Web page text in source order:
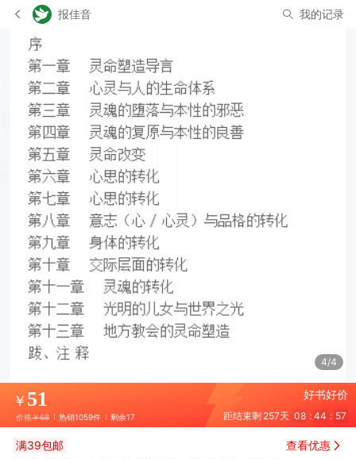
报佳音 我的记录
4/4
￥ 51
价格￥68 热销1059件 剩余17
好书好价
距结束剩 257天 08 : 44 : 55
满39包邮 查看优惠